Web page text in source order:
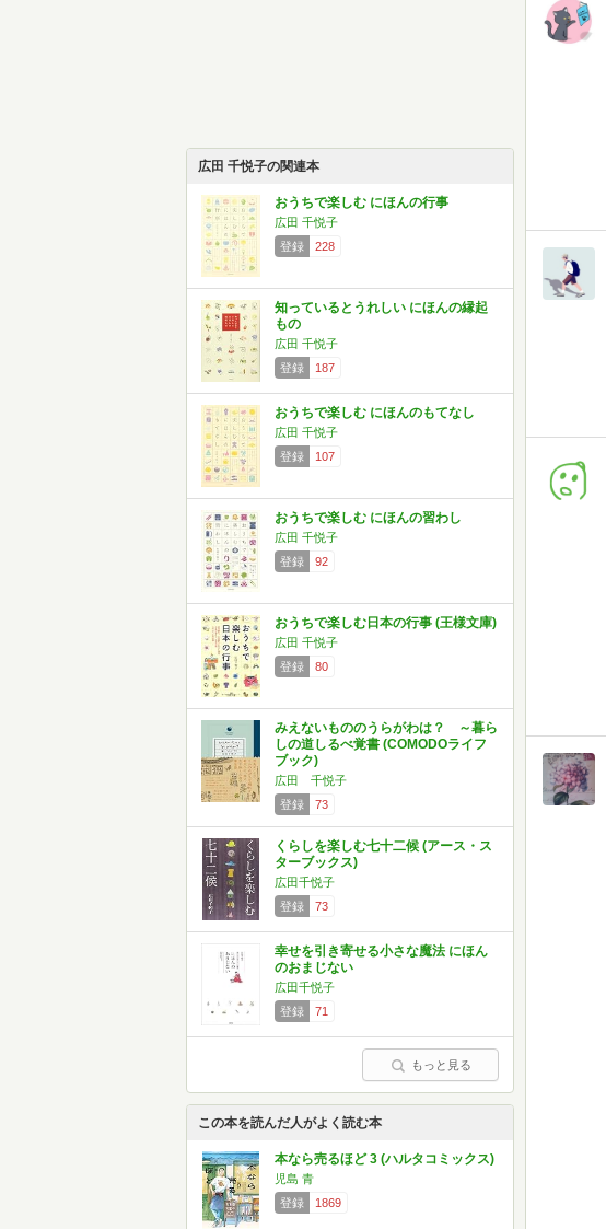
広田 千悦子の関連本
おうちで楽しむ にほんの行事
広田 千悦子
登録
228
知っているとうれしい にほんの縁起
もの
広田 千悦子
登録
187
おうちで楽しむ にほんのもてなし
広田 千悦子
登録
107
おうちで楽しむ にほんの習わし
広田 千悦子
登録
92
おうちで楽しむ日本の行事 (王様文庫)
広田 千悦子
登録
80
みえないもののうらがわは？ ～暮ら
しの道しるべ覚書 (COMODOライフ
ブック)
広田 千悦子
登録
73
くらしを楽しむ七十二候 (アース・ス
ターブックス)
広田千悦子
登録
73
幸せを引き寄せる小さな魔法 にほん
のおまじない
広田千悦子
登録
71
もっと見る
この本を読んだ人がよく読む本
本なら売るほど 3 (ハルタコミックス)
児島 青
登録
1869